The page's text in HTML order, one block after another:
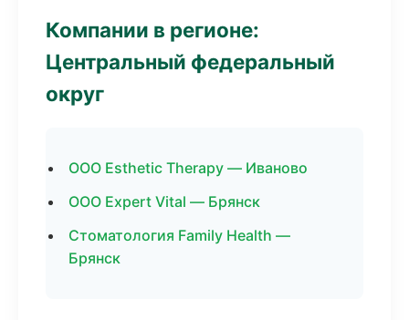
Компании в регионе:
Центральный федеральный
округ
ООО Esthetic Therapy — Иваново
ООО Expert Vital — Брянск
Стоматология Family Health —
Брянск